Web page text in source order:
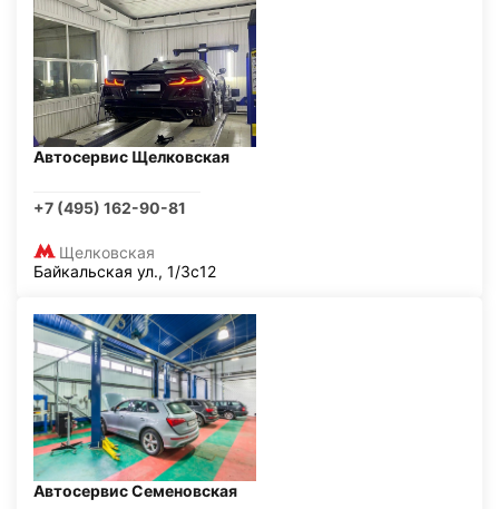
Автосервис Щелковская
+7 (495) 162-90-81
Щелковская
Байкальская ул., 1/3с12
Автосервис Семеновская